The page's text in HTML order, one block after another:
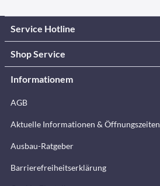
Service Hotline
Shop Service
Informationem
AGB
Aktuelle Informationen & Öffnungszeiten
Ausbau-Ratgeber
Barrierefreiheitserklärung